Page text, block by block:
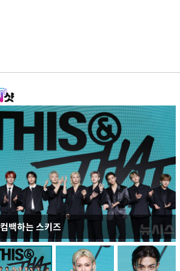
컴백하는 스키즈
입추 하루 앞둔 전남광주… 열화상 카메라에 담긴
폭염